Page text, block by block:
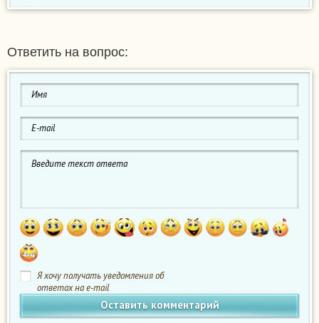
Ответить на вопрос:
Я хочу получать уведомления об
ответах на e-mail